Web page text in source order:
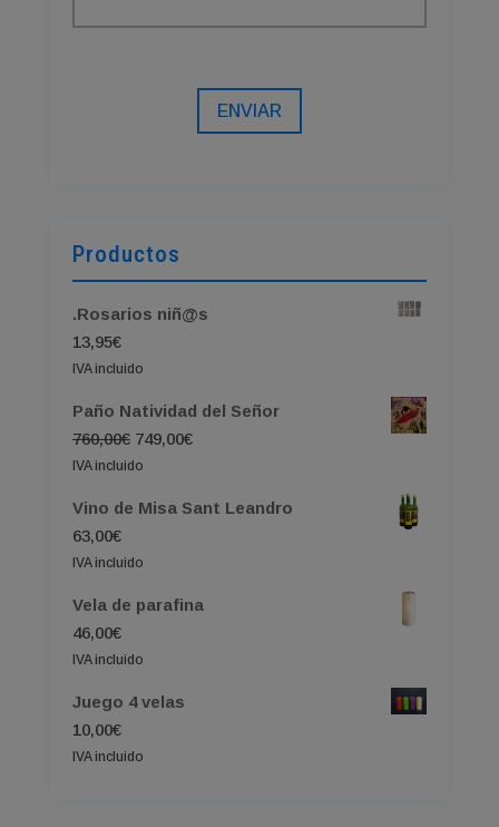
ENVIAR
Productos
.Rosarios niñ@s
13,95€
IVA incluido
Paño Natividad del Señor
760,00€ El
precio
749,00€El
IVA incluido
Vino de Misa Sant Leandro
63,00€
IVA incluido
Vela de parafina
46,00€
IVA incluido
Juego 4 velas
10,00€
IVA incluido